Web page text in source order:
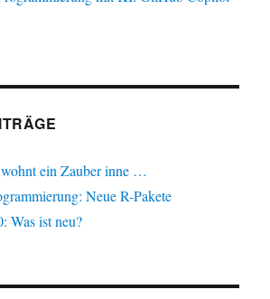
ein Zauber inne …
Neue R-Pakete
Was ist neu?